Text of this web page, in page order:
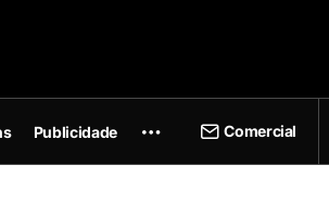
Publicidade Comercial